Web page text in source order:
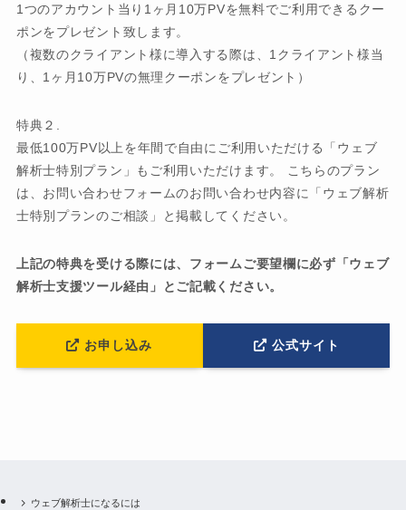
1つのアカウント当り1ヶ月10万PVを無料でご利用できるクー
ポンをプレゼント致します。
（複数のクライアント様に導入する際は、1クライアント様当
り、1ヶ月10万PVの無理クーポンをプレゼント）
特典２.
最低100万PV以上を年間で自由にご利用いただける「ウェブ
解析士特別プラン」もご利用いただけます。 こちらのプラン
は、お問い合わせフォームのお問い合わせ内容に「ウェブ解析
士特別プランのご相談」と掲載してください。
上記の特典を受ける際には、フォームご要望欄に必ず「ウェブ
解析士支援ツール経由」とご記載ください。
お申し込み 公式サイト
ウェブ解析士になるには